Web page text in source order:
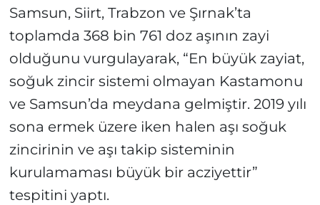
Samsun, Siirt, Trabzon ve Şırnak’ta
toplamda 368 bin 761 doz aşının zayi
olduğunu vurgulayarak, “En büyük zayiat,
soğuk zincir sistemi olmayan Kastamonu
ve Samsun’da meydana gelmiştir. 2019 yılı
sona ermek üzere iken halen aşı soğuk
zincirinin ve aşı takip sisteminin
kurulamaması büyük bir acziyettir”
tespitini yaptı.